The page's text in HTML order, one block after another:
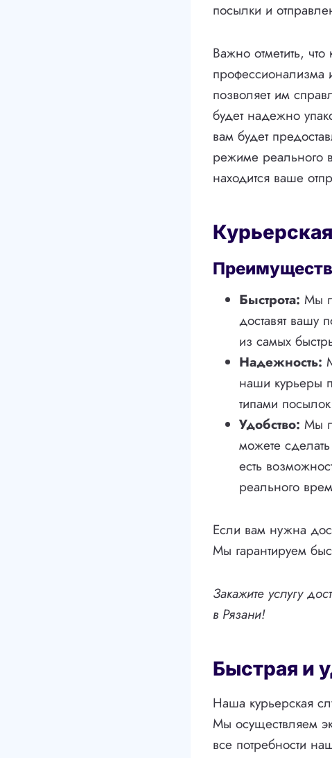
посылки и
Важно отметить,
профессионализма
позволяет им
будет надежно
вам будет
режиме реального
находится ваше
Быстрота: Мы
доставят вашу
из самых
Надежность:
наши курьеры
типами
Удобство: Мы
можете
есть
реального
Если вам нужна
Мы гарантируем
Закажите услугу
в Рязани!
Быстрая и
Наша курьерская
Мы осуществляем
все потребности